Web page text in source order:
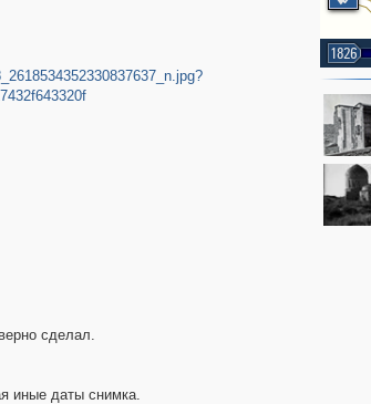
1826
сделал.
иные даты снимка.